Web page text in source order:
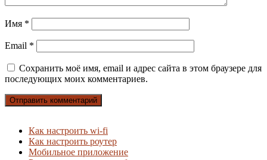
Имя *
Email *
Сохранить моё имя, email и адрес сайта в этом браузере для
последующих моих комментариев.
Как настроить wi-fi
Как настроить роутер
Мобильное приложение